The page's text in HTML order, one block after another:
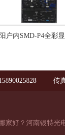
户内SMD-P4全彩
传
家好？河南银特光